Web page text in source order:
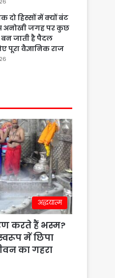
दो हिस्सों में क्यों बंट
अनोखी जगह पर कुछ
जाती है पैदल
पूरा वैज्ञानिक राज
अद्धयात्म
करते हैं भस्म?
में छिपा
का गहरा